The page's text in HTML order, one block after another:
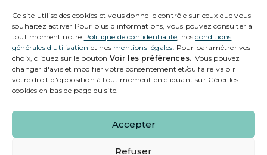
Ce site utilise des cookies et vous donne le contrôle sur ceux que vous
souhaitez activer Pour plus d'informations, vous pouvez consulter à
tout moment notre Politique de confidentialité, nosconditions
générales d'utilisation et nos mentions légales. Pour paramétrer vos
choix, cliquez sur le bouton Voir les préférences. Vous pouvez
changer d'avis et modifier votre consentement et/ou faire valoir
votre droit d'opposition à tout moment en cliquant sur Gérer les
cookies en bas de page du site.
Accepter
Refuser
Dans le cas où le responsable du traitement des
données décide de ne pas répondre à la demande de
la personne concernée et que celle-ci souhaite
contester cette décision, ou, si elle pense qu’il est
porté atteinte à l’un des droits énumérés ci-dessus, il
est en droit de saisir la CNIL (Commission Nationale de
l’Informatique et des Libertés,https://www.cnil.fr) ou